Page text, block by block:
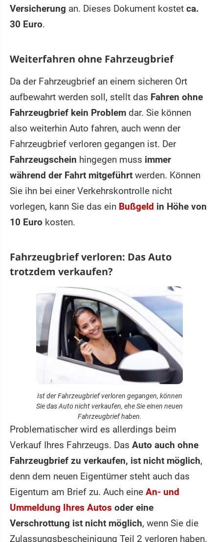
Versicherung an. Dieses Dokument kostet ca.
30 Euro.
Weiterfahren ohne Fahrzeugbrief
Da der Fahrzeugbrief an einem sicheren Ort
aufbewahrt werden soll, stellt das Fahren ohne
Fahrzeugbrief kein Problem dar. Sie können
also weiterhin Auto fahren, auch wenn der
Fahrzeugbrief verloren gegangen ist. Der
Fahrzeugschein hingegen muss immer
während der Fahrt mitgeführt werden. Können
Sie ihn bei einer Verkehrskontrolle nicht
vorlegen, kann Sie das ein Bußgeld in Höhe von
10 Euro kosten.
Fahrzeugbrief verloren: Das Auto
trotzdem verkaufen?
Ist der Fahrzeugbrief verloren gegangen, können
Sie das Auto nicht verkaufen, ehe Sie einen neuen
Fahrzeugbrief haben.
Problematischer wird es allerdings beim
Verkauf Ihres Fahrzeugs. Das Auto auch ohne
Fahrzeugbrief zu verkaufen, ist nicht möglich,
denn dem neuen Eigentümer steht auch das
Eigentum am Brief zu. Auch eine An- und
Ummeldung Ihres Autos oder eine
Verschrottung ist nicht möglich, wenn Sie die
Zulassungsbescheinigung Teil 2 verloren haben.